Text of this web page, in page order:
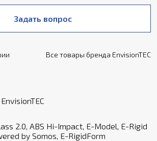
Задать вопрос
Все товары бренда EnvisionTEC
2.0, ABS Hi-Impact, E-Model, E-Rigid
by Somos, E-RigidForm